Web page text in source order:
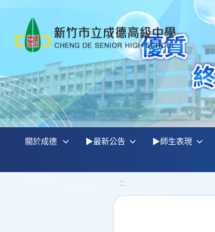
關於成德 ▶最新公告 ▶師生表現
:::